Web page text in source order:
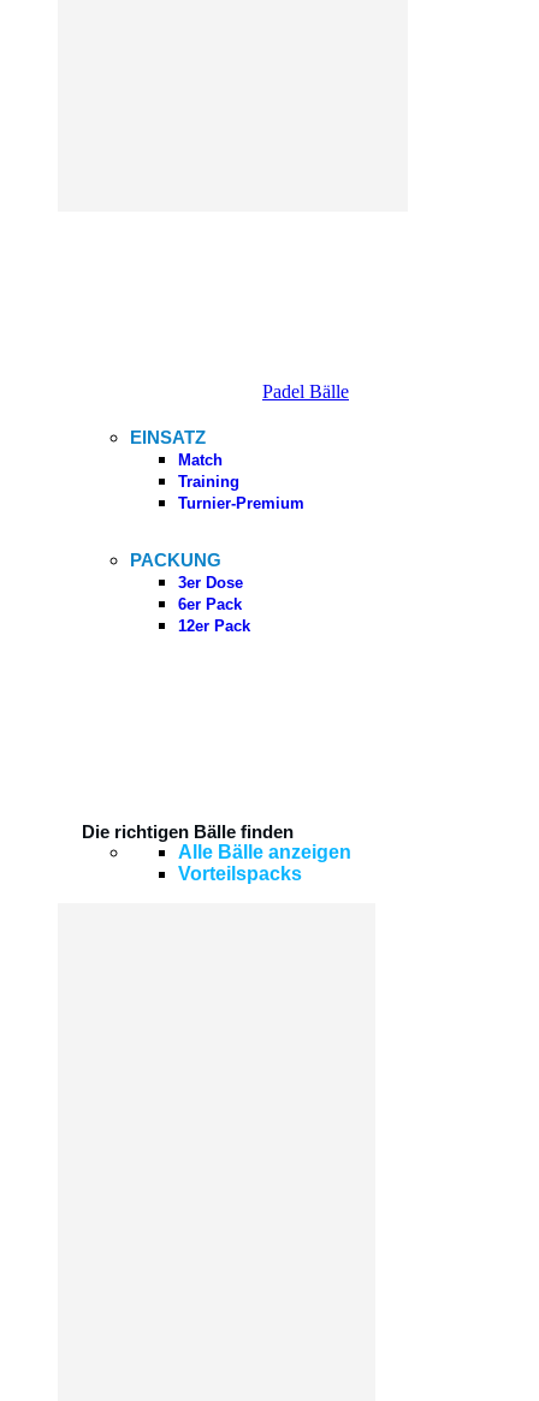
Padel Bälle
EINSATZ
Match
Training
Turnier-Premium
PACKUNG
3er Dose
6er Pack
12er Pack
Die richtigen Bälle finden
Alle Bälle anzeigen
Vorteilspacks